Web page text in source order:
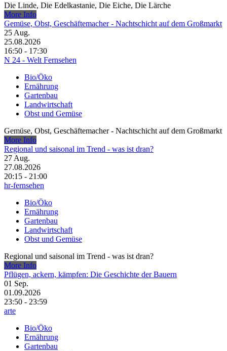
Die Linde, Die Edelkastanie, Die Eiche, Die Lärche
More Info
Gemüse, Obst, Geschäftemacher - Nachtschicht auf dem Großmarkt
25 Aug.
25.08.2026
16:50 - 17:30
N 24 - Welt Fernsehen
Bio/Öko
Ernährung
Gartenbau
Landwirtschaft
Obst und Gemüse
Gemüse, Obst, Geschäftemacher - Nachtschicht auf dem Großmarkt
More Info
Regional und saisonal im Trend - was ist dran?
27 Aug.
27.08.2026
20:15 - 21:00
hr-fernsehen
Bio/Öko
Ernährung
Gartenbau
Landwirtschaft
Obst und Gemüse
Regional und saisonal im Trend - was ist dran?
More Info
Pflügen, ackern, kämpfen: Die Geschichte der Bauern
01 Sep.
01.09.2026
23:50 - 23:59
arte
Bio/Öko
Ernährung
Gartenbau